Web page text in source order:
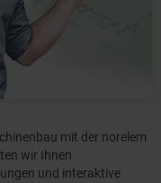
mit der norelem
wir Ihnen
und interaktive